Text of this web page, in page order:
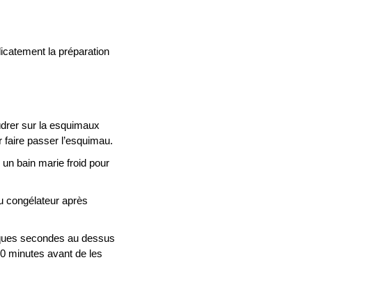
la préparation
sur la esquimaux
passer l’esquimau.
bain marie froid pour
congélateur après
secondes au dessus
minutes avant de les